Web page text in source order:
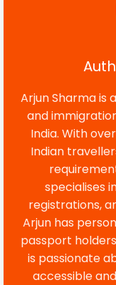
Arjun Sharma is
and
India. With
Indian
specialises
registrations,
Arjun has
passport
is passionate
accessible